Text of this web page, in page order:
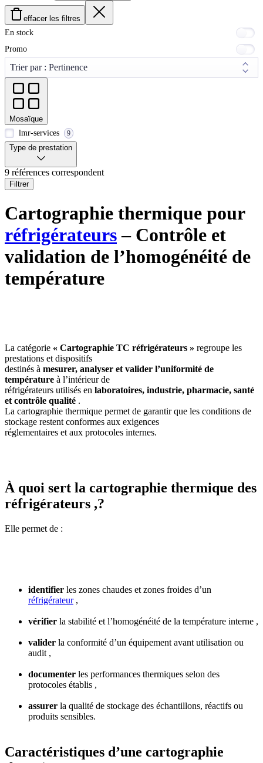
effacer les filtres
En stock
Promo
Mosaïque
lmr-services
9
Type de prestation
9 références correspondent
Filtrer
Cartographie thermique pour
réfrigérateurs– Contrôle et
validation de l’homogénéité de
température
La catégorie « Cartographie TC réfrigérateurs » regroupe les
prestations et dispositifs
destinés à mesurer, analyser et valider l’uniformité de
température à l’intérieur de
réfrigérateurs utilisés en laboratoires, industrie, pharmacie, santé
et contrôle qualité .
La cartographie thermique permet de garantir que les conditions de
stockage restent conformes aux exigences
réglementaires et aux protocoles internes.
À quoi sert la cartographie thermique des
réfrigérateurs ,?
Elle permet de :
identifier les zones chaudes et zones froides d’un
réfrigérateur,
vérifier la stabilité et l’homogénéité de la température interne ,
valider la conformité d’un équipement avant utilisation ou
audit ,
documenter les performances thermiques selon des
protocoles établis ,
assurer la qualité de stockage des échantillons, réactifs ou
produits sensibles.
Caractéristiques d’une cartographie